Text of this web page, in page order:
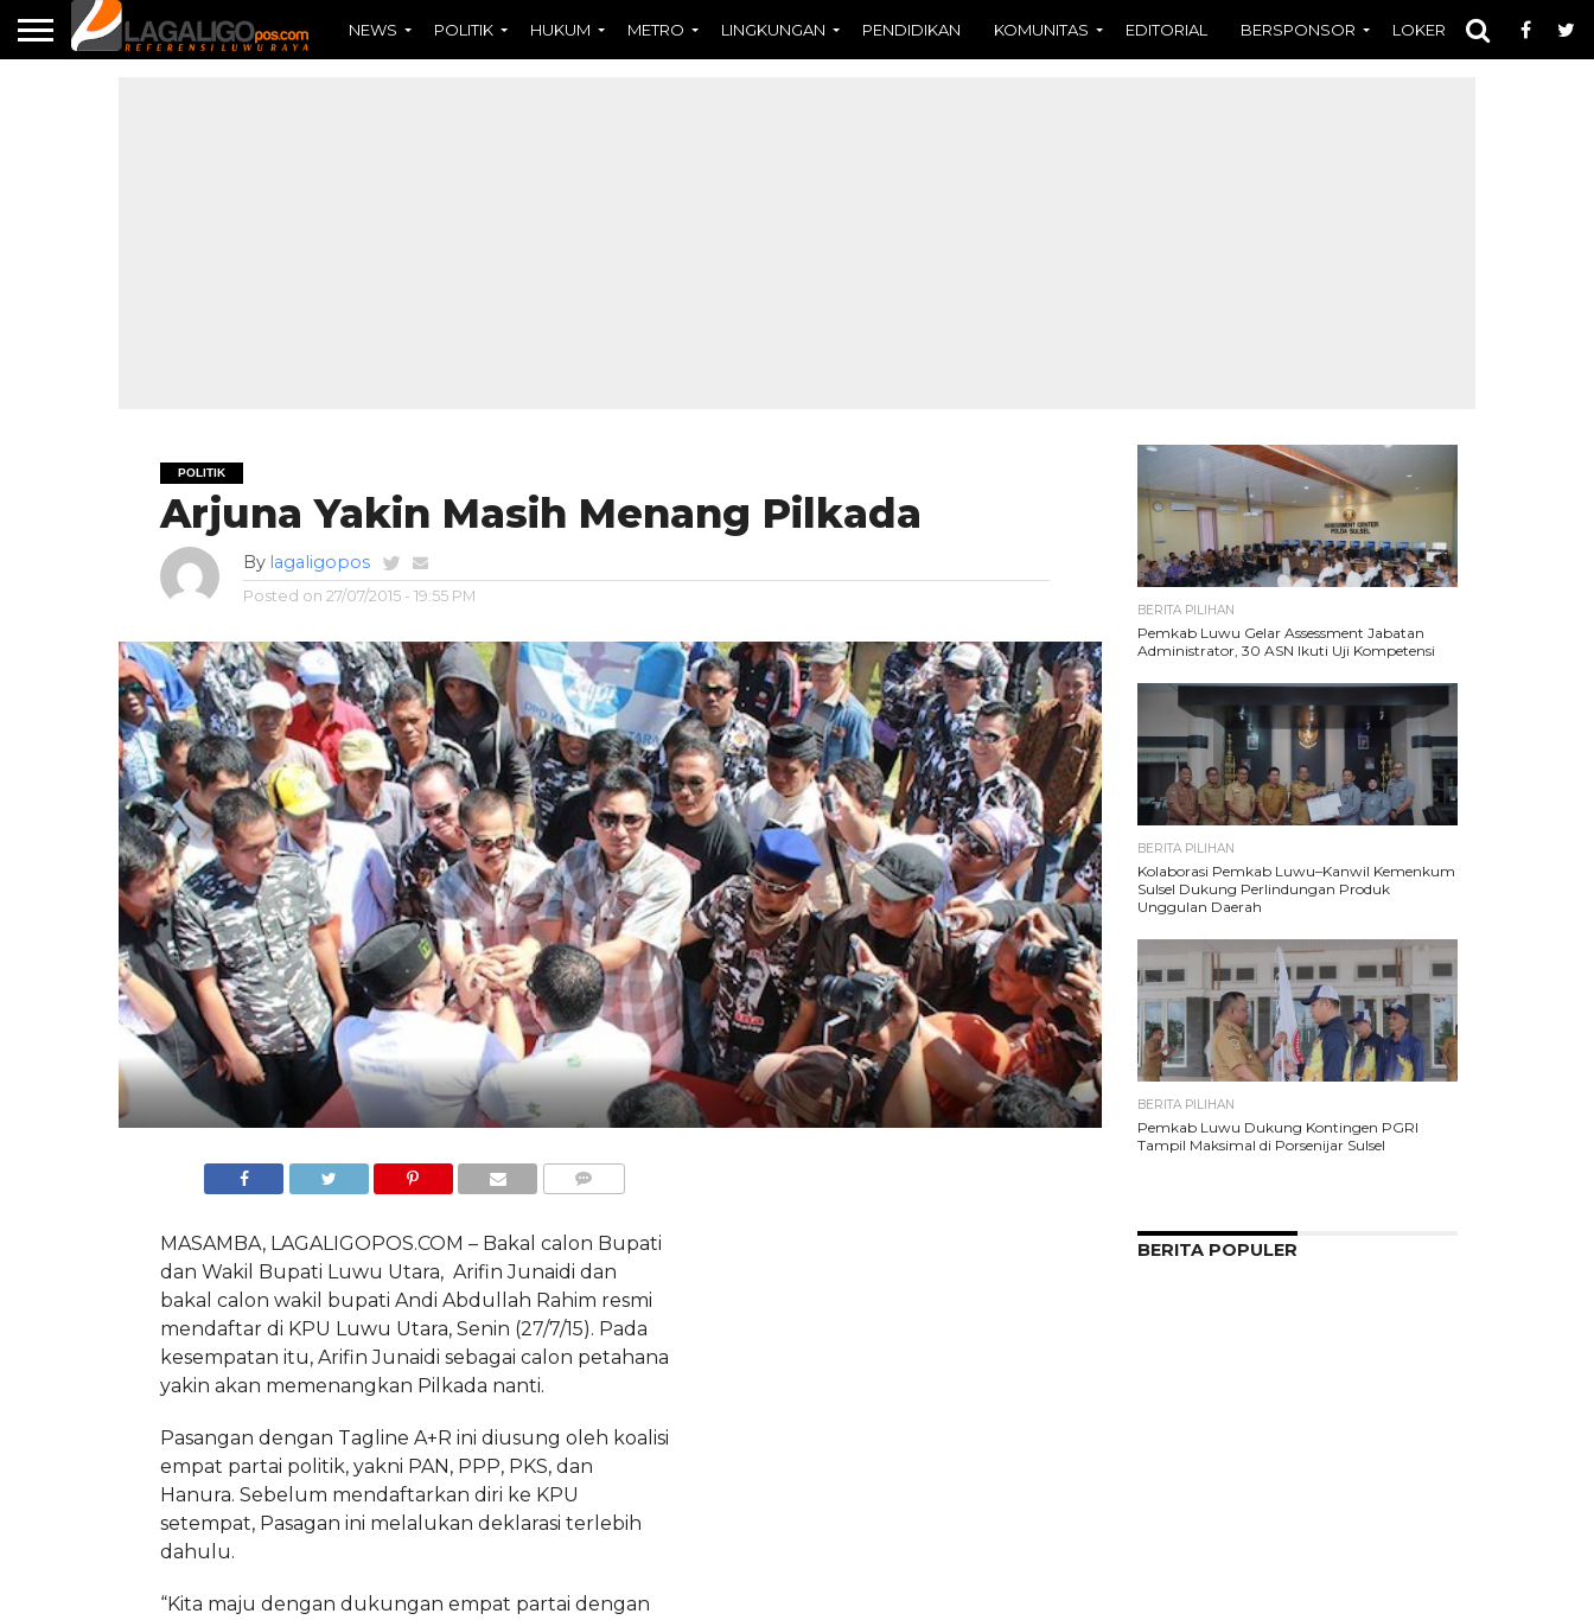
NEWS POLITIK HUKUM METRO LINGKUNGAN PENDIDIKAN KOMUNITAS EDITORIAL BERSPONSOR LOKER OPINI
POLITIK
Arjuna Yakin Masih Menang Pilkada
By lagaligopos
Posted on 27/07/2015 - 19:55 PM
MASAMBA, LAGALIGOPOS.COM – Bakal calon Bupati
dan Wakil Bupati Luwu Utara, Arifin Junaidi dan
bakal calon wakil bupati Andi Abdullah Rahim resmi
mendaftar di KPU Luwu Utara, Senin (27/7/15). Pada
kesempatan itu, Arifin Junaidi sebagai calon petahana
yakin akan memenangkan Pilkada nanti.
Pasangan dengan Tagline A+R ini diusung oleh koalisi
empat partai politik, yakni PAN, PPP, PKS, dan
Hanura. Sebelum mendaftarkan diri ke KPU
setempat, Pasagan ini melalukan deklarasi terlebih
dahulu.
“Kita maju dengan dukungan empat partai dengan
BERITA PILIHAN
Pemkab Luwu Gelar Assessment Jabatan
Administrator, 30 ASN Ikuti Uji Kompetensi
BERITA PILIHAN
Kolaborasi Pemkab Luwu–Kanwil Kemenkum
Sulsel Dukung Perlindungan Produk
Unggulan Daerah
BERITA PILIHAN
Pemkab Luwu Dukung Kontingen PGRI
Tampil Maksimal di Porsenijar Sulsel
BERITA POPULER